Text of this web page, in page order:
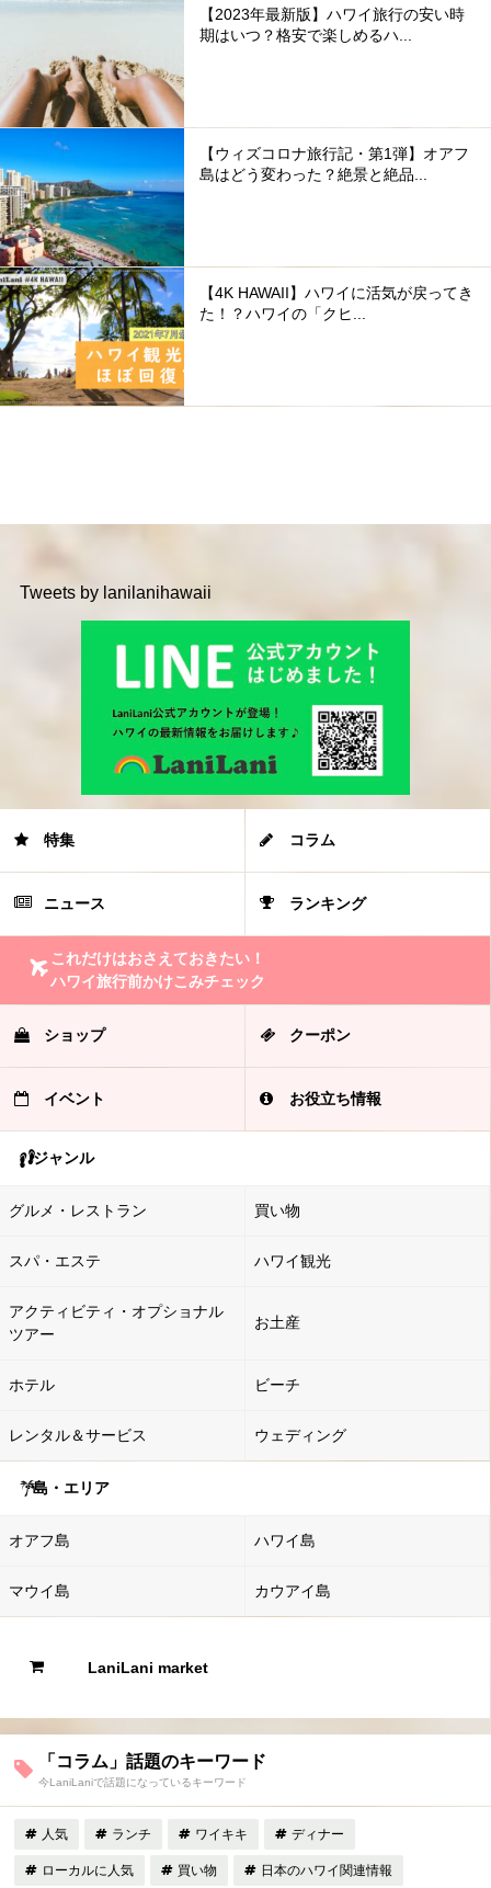
【2023年最新版】ハワイ旅行の安い時
期はいつ？格安で楽しめるハ...
【ウィズコロナ旅行記・第1弾】オアフ
島はどう変わった？絶景と絶品...
【4K HAWAII】ハワイに活気が戻ってき
た！？ハワイの「クヒ...
Tweets by lanilanihawaii
特集 コラム
ニュース ランキング
これだけはおさえておきたい！
ハワイ旅行前かけこみチェック
ショップ クーポン
イベント お役立ち情報
ジャンル
グルメ・レストラン 買い物
スパ・エステ ハワイ観光
アクティビティ・オプショナル
ツアー
お土産
ホテル ビーチ
レンタル＆サービス ウェディング
島・エリア
オアフ島 ハワイ島
マウイ島 カウアイ島
LaniLani market
「コラム」話題のキーワード
今LaniLaniで話題になっているキーワード
人気 ランチ ワイキキ ディナー
ローカルに人気 買い物 日本のハワイ関連情報